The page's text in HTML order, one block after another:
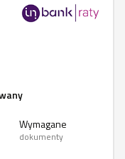
Wymagane
dokumenty